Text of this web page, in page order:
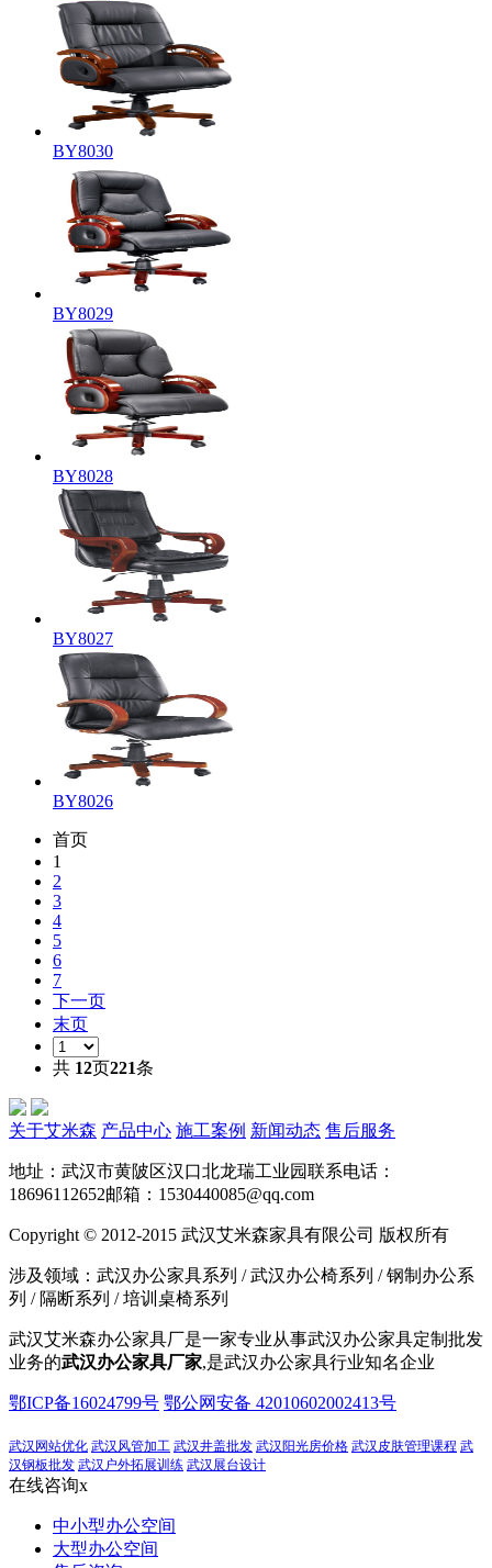
BY8030
BY8029
BY8028
BY8027
BY8026
首页
1
2
3
4
5
6
7
下一页
末页
共 12页221条
关于艾米森 产品中心 施工案例 新闻动态 售后服务
地址：武汉市黄陂区汉口北龙瑞工业园联系电话：
18696112652邮箱：1530440085@qq.com
Copyright © 2012-2015 武汉艾米森家具有限公司 版权所有
涉及领域：武汉办公家具系列 / 武汉办公椅系列 / 钢制办公系
列 / 隔断系列 / 培训桌椅系列
武汉艾米森办公家具厂是一家专业从事武汉办公家具定制批发
业务的武汉办公家具厂家,是武汉办公家具行业知名企业
鄂ICP备16024799号 鄂公网安备 42010602002413号
武汉网站优化 武汉风管加工 武汉井盖批发 武汉阳光房价格 武汉皮肤管理课程 武
汉钢板批发 武汉户外拓展训练 武汉展台设计
在线咨询x
中小型办公空间
大型办公空间